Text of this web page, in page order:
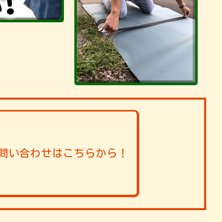
い合わせはこちらから！